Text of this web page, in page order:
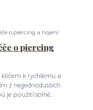
o piercing a hojení
o piercing
k rychlému a
z nejjednodušších
je použití solné...